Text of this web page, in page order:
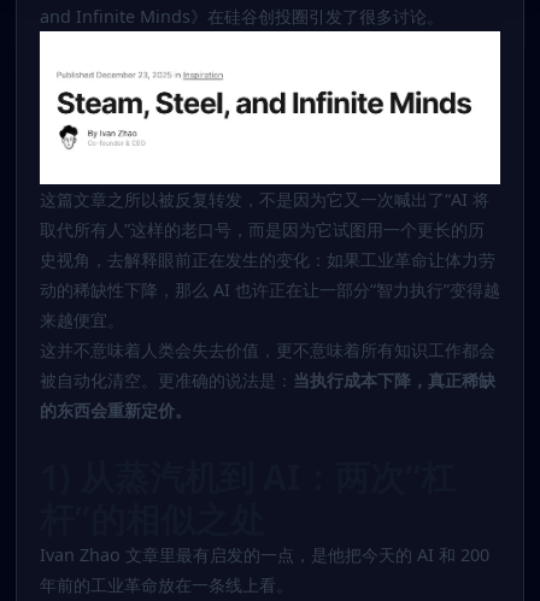
and Infinite Minds》在硅谷创投圈引发了很多讨论。
这篇文章之所以被反复转发，不是因为它又一次喊出了“AI 将
取代所有人”这样的老口号，而是因为它试图用一个更长的历
史视角，去解释眼前正在发生的变化：如果工业革命让体力劳
动的稀缺性下降，那么 AI 也许正在让一部分“智力执行”变得越
来越便宜。
这并不意味着人类会失去价值，更不意味着所有知识工作都会
被自动化清空。更准确的说法是： 当执行成本下降，真正稀缺
的东西会重新定价。
Ivan Zhao 文章里最有启发的一点，是他把今天的 AI 和 200
年前的工业革命放在一条线上看。